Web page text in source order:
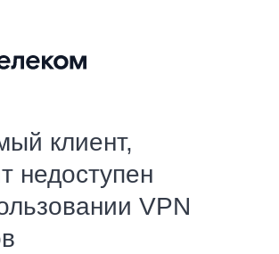
клиент,
недоступен
VPN